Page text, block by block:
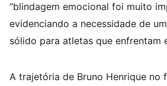
“blindagem emocional foi muito
evidenciando a necessidade de
sólido para atletas que enfrentam
A trajetória de Bruno Henrique no